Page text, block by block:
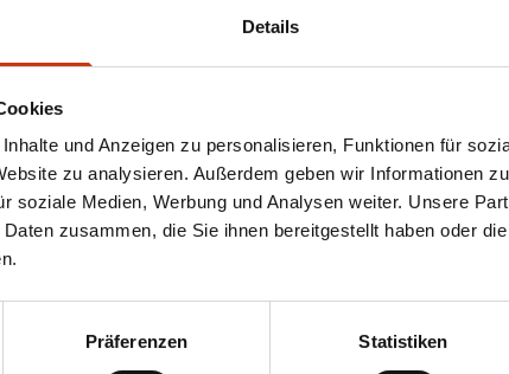
Details
und Anzeigen zu personalisieren, Funktionen für
zu analysieren. Außerdem geben wir Informationen
soziale Medien, Werbung und Analysen weiter. Unsere
zusammen, die Sie ihnen bereitgestellt haben oder
Präferenzen Statistiken
für zukünftige Generationen zu bewahren.
ist es wichtig, die richtige Technik und
während Offset-Haken für das Angeln in verkrauteten
und das Verhalten der Zielfische beachten. Viele
Entdecke die innovativen Gummiköder von